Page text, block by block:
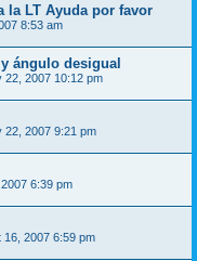
la LT Ayuda por favor
8:53 am
ángulo desigual
22, 2007 10:12 pm
22, 2007 9:21 pm
6:39 pm
16, 2007 6:59 pm